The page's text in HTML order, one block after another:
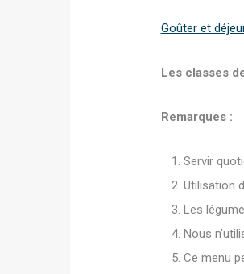
Goûter et
Les classes
Remarques :
Servir
Utilisation
Les
Nous
Ce menu